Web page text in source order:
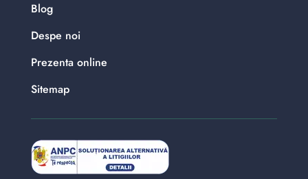
Blog
Despe noi
Prezenta online
Sitemap